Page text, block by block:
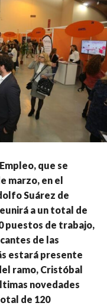
que se
marzo, en el
Suárez de
a un total de
puestos de trabajo,
de las
estará presente
ramo, Cristóbal
novedades
de 120